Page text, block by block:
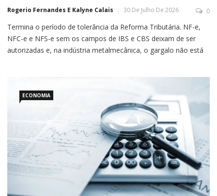
Rogerio Fernandes E Kalyne Calais 30 De Julho De 2026 0
Termina o período de tolerância da Reforma Tributária. NF-e,
NFC-e e NFS-e sem os campos de IBS e CBS deixam de ser
autorizadas e, na indústria metalmecânica, o gargalo não está
ECONOMIA